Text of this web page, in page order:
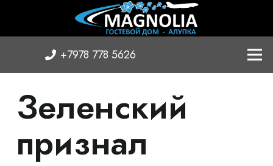
+7978 778 5626
Зеленский
признал